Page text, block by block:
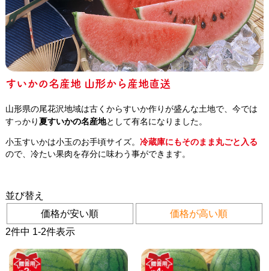
すいかの名産地 山形から産地直送
山形県の尾花沢地域は古くからすいか作りが盛んな土地で、今では
すっかり 夏すいかの名産地として有名になりました。
小玉すいかは小玉のお手頃サイズ。 冷蔵庫にもそのまま丸ごと入る
ので、冷たい果肉を存分に味わう事ができます。
並び替え
価格が安い順
価格が高い順
2件中 1-2件表示